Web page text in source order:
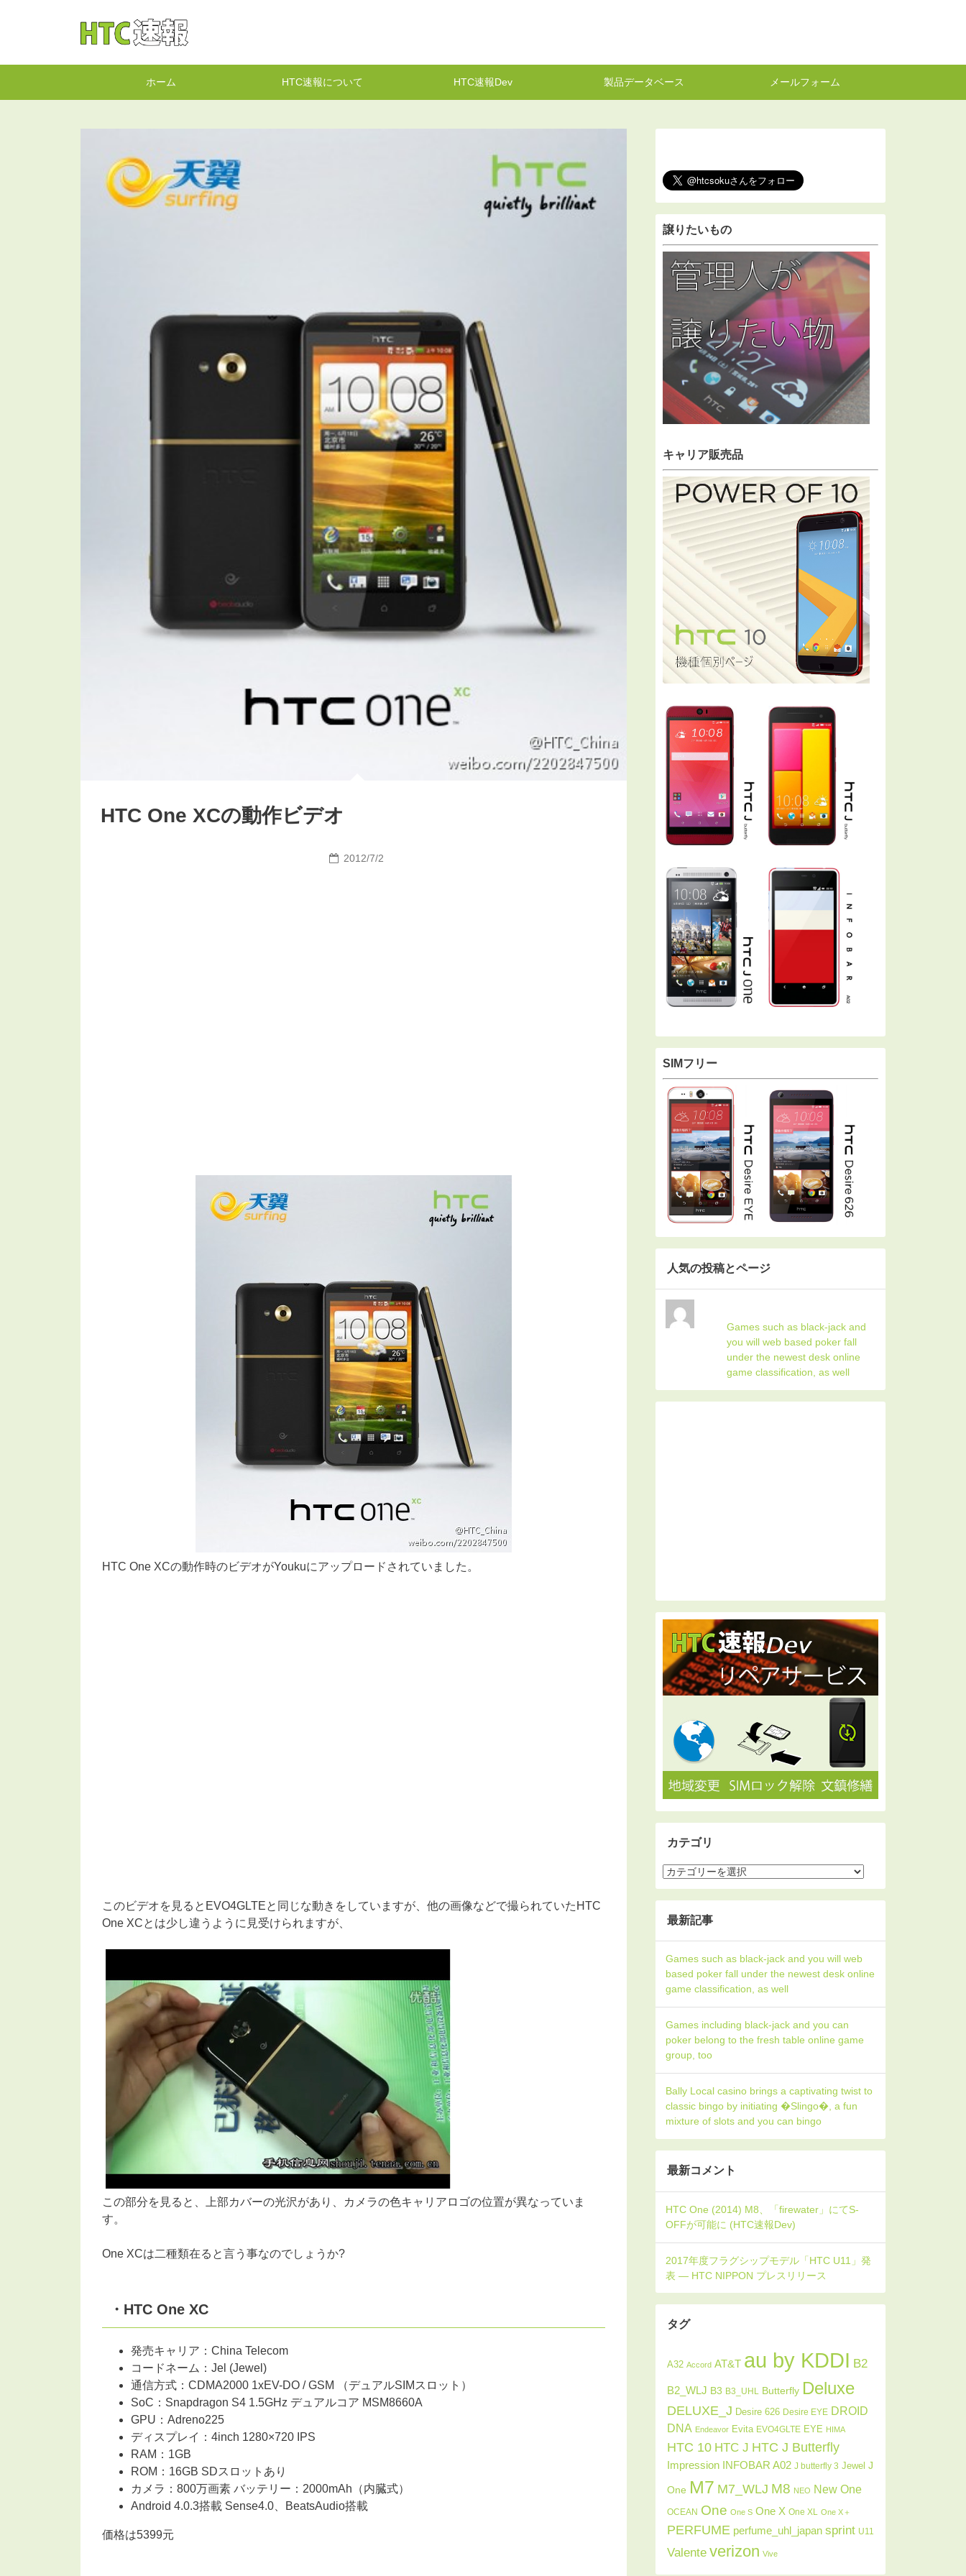
ホーム HTC速報について HTC速報Dev 製品データベース メールフォーム
HTC One XCの動作ビデオ
2012/7/2
HTC One XCの動作時のビデオがYoukuにアップロードされていました。
このビデオを見るとEVO4GLTEと同じな動きをしていますが、他の画像などで撮られていたHTC
One XCとは少し違うように見受けられますが、
この部分を見ると、上部カバーの光沢があり、カメラの色キャリアロゴの位置が異なっていま
す。
One XCは二種類在ると言う事なのでしょうか?
・HTC One XC
発売キャリア：China Telecom
コードネーム：Jel (Jewel)
通信方式：CDMA2000 1xEV-DO / GSM （デュアルSIMスロット）
SoC：Snapdragon S4 1.5GHz デュアルコア MSM8660A
GPU：Adreno225
ディスプレイ：4inch 1280×720 IPS
RAM：1GB
ROM：16GB SDスロットあり
カメラ：800万画素 バッテリー：2000mAh（内臓式）
Android 4.0.3搭載 Sense4.0、BeatsAudio搭載
価格は5399元
譲りたいもの
キャリア販売品
SIMフリー
人気の投稿とページ
Games such as black-jack and
you will web based poker fall
under the newest desk online
game classification, as well
カテゴリ
最新記事
Games such as black-jack and you will web
based poker fall under the newest desk online
game classification, as well
Games including black-jack and you can
poker belong to the fresh table online game
group, too
Bally Local casino brings a captivating twist to
classic bingo by initiating �Slingo�, a fun
mixture of slots and you can bingo
最新コメント
タグ
A32 Accord AT&T au by KDDI B2
B2_WLJ B3 B3_UHL Butterfly Deluxe
DELUXE_J Desire 626 Desire EYE DROID
DNA Endeavor Evita EVO4GLTE EYE HIMA
HTC 10 HTC J HTC J Butterfly
Impression INFOBAR A02 J butterfly 3 Jewel J
One M7 M7_WLJ M8 NEO New One
OCEAN One One S One X One XL One X＋
PERFUME perfume_uhl_japan sprint U11
Valente verizon Vive